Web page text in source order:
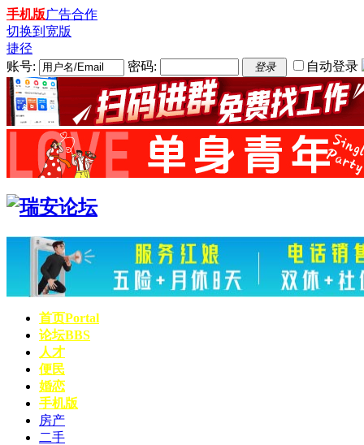
手机版广告合作
切换到宽版
捷径
账号:
密码: 登录 自动登录
首页Portal
论坛BBS
人才
便民
婚恋
手机版
房产
二手